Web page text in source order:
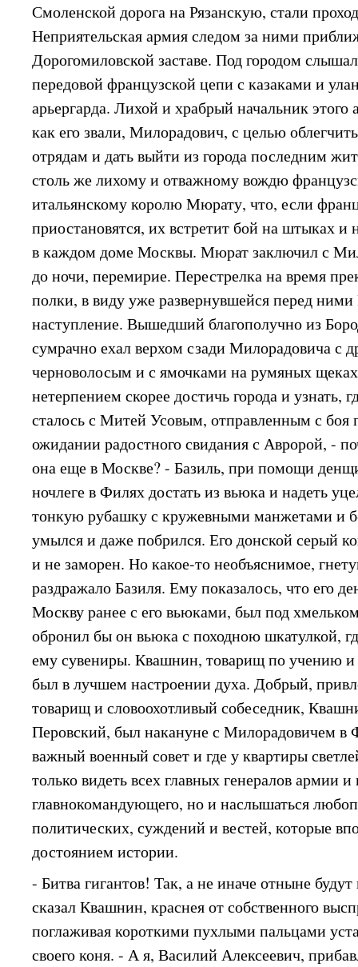
Смоленской дорога на Рязанскую, стали
Неприятельская армия следом за ними
Дорогомиловской заставе. Под городом
передовой французской цепи с казаками и
арьергарда. Лихой и храбрый начальник этого
как его звали, Милорадович, с целью
отрядам и дать выйти из города последним
столь же лихому и отважному вождю
итальянскому королю Мюрату, что, если
приостановятся, их встретит бой на штыках
в каждом доме Москвы. Мюрат заключил с
до ночи, перемирие. Перестрелка на время
полки, в виду уже развернувшейся перед
наступление. Вышедший благополучно из
сумрачно ехал верхом сзади Милорадовича с
черноволосым и с ямочками на румяных
нетерпением скорее достичь города и узнать,
сталось с Митей Усовым, отправленным с
ожидании радостного свидания с Авророй, -
она еще в Москве? - Базиль, при помощи
ночлеге в Филях достать из вьюка и надеть
тонкую рубашку с кружевными манжетами и
умылся и даже побрился. Его донской серый
и не заморен. Но какое-то необъяснимое,
раздражало Базиля. Ему показалось, что его
Москву ранее с его вьюками, был под
обронил бы он вьюка с походною шкатулкой,
ему сувениры. Квашнин, товарищ по учению
был в лучшем настроении духа. Добрый,
товарищ и словоохотливый собеседник,
Перовский, был накануне с Милорадовичем в
важный военный совет и где у квартиры
только видеть всех главных генералов армии
главнокомандующего, но и наслышаться
политических, суждений и вестей, которые
достоянием истории.
- Битва гигантов! Так, а не иначе отныне
сказал Квашнин, краснея от собственного
поглаживая короткими пухлыми пальцами
своего коня. - А я, Василий Алексеевич,